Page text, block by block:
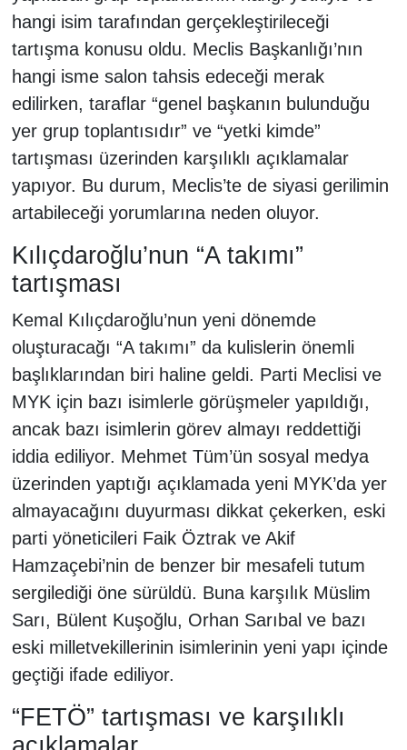
hangi isim tarafından gerçekleştirileceği
tartışma konusu oldu. Meclis Başkanlığı’nın
hangi isme salon tahsis edeceği merak
edilirken, taraflar “genel başkanın bulunduğu
yer grup toplantısıdır” ve “yetki kimde”
tartışması üzerinden karşılıklı açıklamalar
yapıyor. Bu durum, Meclis’te de siyasi gerilimin
artabileceği yorumlarına neden oluyor.
Kılıçdaroğlu’nun “A takımı”
tartışması
Kemal Kılıçdaroğlu’nun yeni dönemde
oluşturacağı “A takımı” da kulislerin önemli
başlıklarından biri haline geldi. Parti Meclisi ve
MYK için bazı isimlerle görüşmeler yapıldığı,
ancak bazı isimlerin görev almayı reddettiği
iddia ediliyor. Mehmet Tüm’ün sosyal medya
üzerinden yaptığı açıklamada yeni MYK’da yer
almayacağını duyurması dikkat çekerken, eski
parti yöneticileri Faik Öztrak ve Akif
Hamzaçebi’nin de benzer bir mesafeli tutum
sergilediği öne sürüldü. Buna karşılık Müslim
Sarı, Bülent Kuşoğlu, Orhan Sarıbal ve bazı
eski milletvekillerinin isimlerinin yeni yapı içinde
geçtiği ifade ediliyor.
“FETÖ” tartışması ve karşılıklı